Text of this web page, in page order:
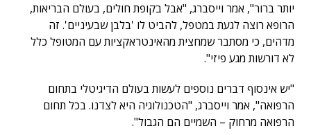
יותר ברור", אמר וייסברג, "אבל בקופת חולים, בעולם הבריאות,
הרופא רוצה לגעת במטפל, להביט לו 'בלבן שבעיניים'. זה
מדהים, כי מסתבר שמחצית מהאינטראקציות עם המטופל כלל
לא דורשות מגע פיזי".
"יש אינסוף דברים נוספים לעשות בעולם הדיגיטלי בתחום
הרפואה", אמר וייסברג, "הטכנולוגיה היא לצדנו. בכל תחום
הרפואה מרחוק – השמיים הם הגבול".